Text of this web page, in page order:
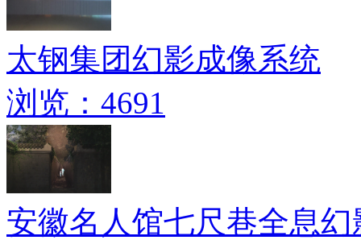
太钢集团幻影成像系统
浏览：4691
安徽名人馆七尺巷全息